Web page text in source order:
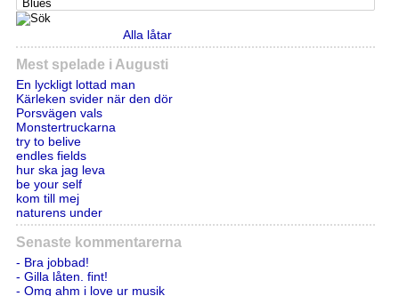
Alla låtar
Mest spelade i Augusti
En lyckligt lottad man
Kärleken svider när den dör
Porsvägen vals
Monstertruckarna
try to belive
endles fields
hur ska jag leva
be your self
kom till mej
naturens under
Senaste kommentarerna
- Bra jobbad!
- Gilla låten. fint!
- Omg ahm i love ur musik